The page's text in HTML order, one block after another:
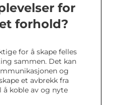
for
forhold?
for å skape felles
sammen. Det kan
og
et avbrekk fra
koble av og nyte